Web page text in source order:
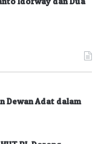
Dewan Adat dalam